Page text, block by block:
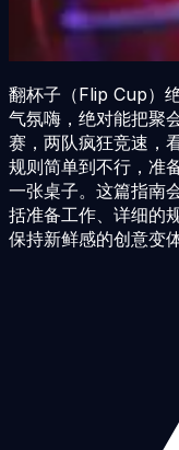
翻杯子（Flip Cup）
气氛嗨，绝对能把聚
赛，两队疯狂竞速，
规则简单到不行，准
一张桌子。这篇指南
括准备工作、详细的
保持新鲜感的创意变